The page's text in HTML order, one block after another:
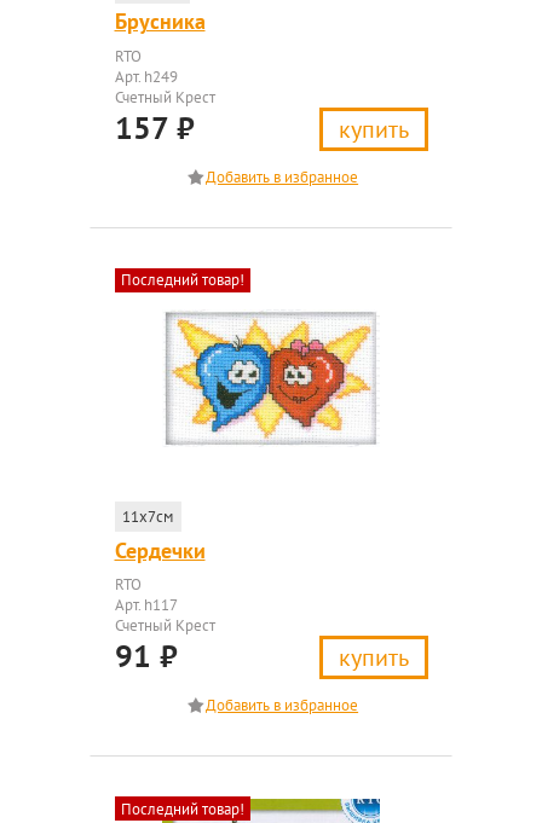
Брусника
RTO
Арт. h249
Счетный Крест
157 ₽ купить
Последний товар!
11x7см
Сердечки
RTO
Арт. h117
Счетный Крест
91 ₽ купить
Последний товар!